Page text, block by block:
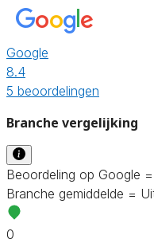
Google
8.4
5 beoordelingen
Branche vergelijking
Beoordeling op Google
Branche gemiddelde =
0